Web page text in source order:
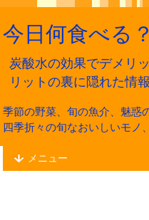
今日何食べる？
炭酸水の効果でデメリ
リットの裏に隠れた情
季節の野菜、旬の魚介、魅惑
四季折々の旬なおいしいモノ
メニュー